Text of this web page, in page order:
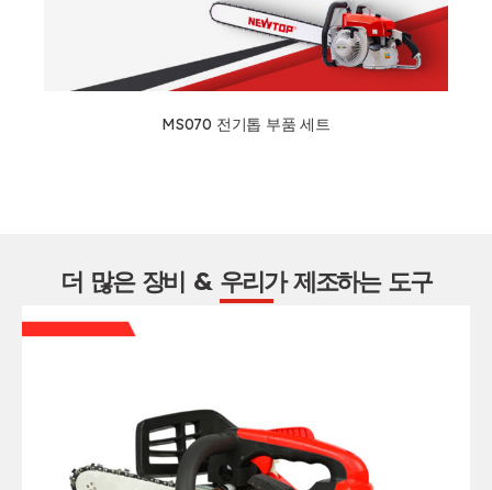
MS070 전기톱 부품 세트
더 많은 장비 & 우리가 제조하는 도구